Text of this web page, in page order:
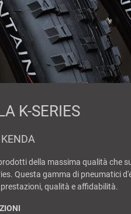
K-SERIES
della massima qualità che
Questa gamma di pneumatici
qualità e affidabilità.